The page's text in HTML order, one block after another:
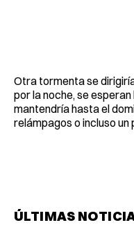
Otra tormenta se
por la noche, se
mantendría hasta el
relámpagos o incluso un
ÚLTIMAS